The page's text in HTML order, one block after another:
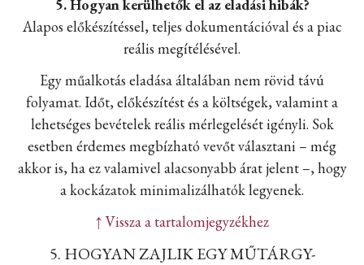
5. Hogyan kerülhetők el az eladási hibák?
Alapos előkészítéssel, teljes dokumentációval és a piac
reális megítélésével.
Egy műalkotás eladása általában nem rövid távú
folyamat. Időt, előkészítést és a költségek, valamint a
lehetséges bevételek reális mérlegelését igényli. Sok
esetben érdemes megbízható vevőt választani – még
akkor is, ha ez valamivel alacsonyabb árat jelent –, hogy
a kockázatok minimalizálhatók legyenek.
↑ Vissza a tartalomjegyzékhez
5. HOGYAN ZAJLIK EGY MŰTÁRGY-